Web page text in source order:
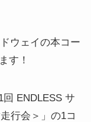
ウェイの本コー
す！
ENDLESS サ
行会＞」の1コ